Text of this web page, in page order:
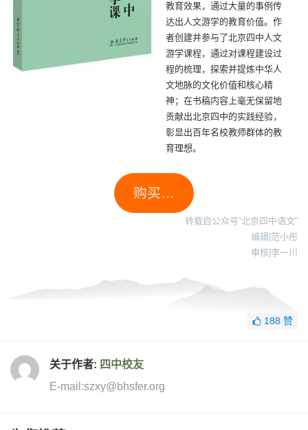
教育效果，通过大量的事例传
达出人文游学的教育价值。作
者创建并参与了北京四中人文
游学课程，通过对课程建设过
程的梳理，探索并提炼中华人
文地脉的文化价值和核心精
神；在书稿内容上毫无保留地
贡献出北京四中的实践经验，
彰显出百年名校教师群体的教
育理想。
购买…
转载自公众号“北京四中语文”
编辑|范小彤
审核|李一川
188 赞
关于作者: 四中校友
E-mail:szxy@bhsfer.org